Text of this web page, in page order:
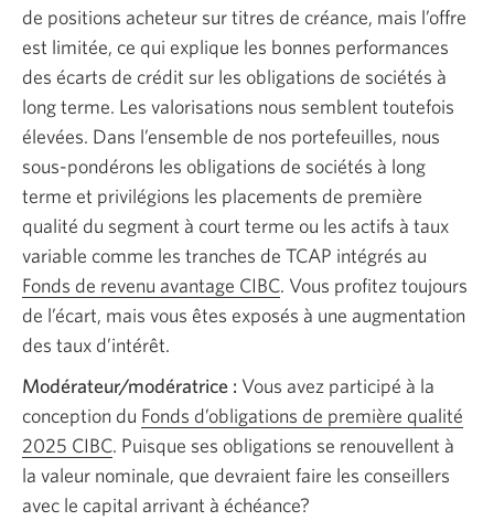
de positions acheteur sur titres de créance, mais l’offre
est limitée, ce qui explique les bonnes performances
des écarts de crédit sur les obligations de sociétés à
long terme. Les valorisations nous semblent toutefois
élevées. Dans l’ensemble de nos portefeuilles, nous
sous-pondérons les obligations de sociétés à long
terme et privilégions les placements de première
qualité du segment à court terme ou les actifs à taux
variable comme les tranches de TCAP intégrés au
Fonds de revenu avantage CIBCUne
nouvelle
s’affichera.
. Vous profitez toujours
de l’écart, mais vous êtes exposés à une augmentation
des taux d’intérêt.
Modérateur/modératrice : Vous avez participé à la
conception du Fonds d’obligations de première qualité
2025 CIBCUne
nouvelle
fenêtre
. Puisque ses obligations se renouvellent à
la valeur nominale, que devraient faire les conseillers
avec le capital arrivant à échéance?